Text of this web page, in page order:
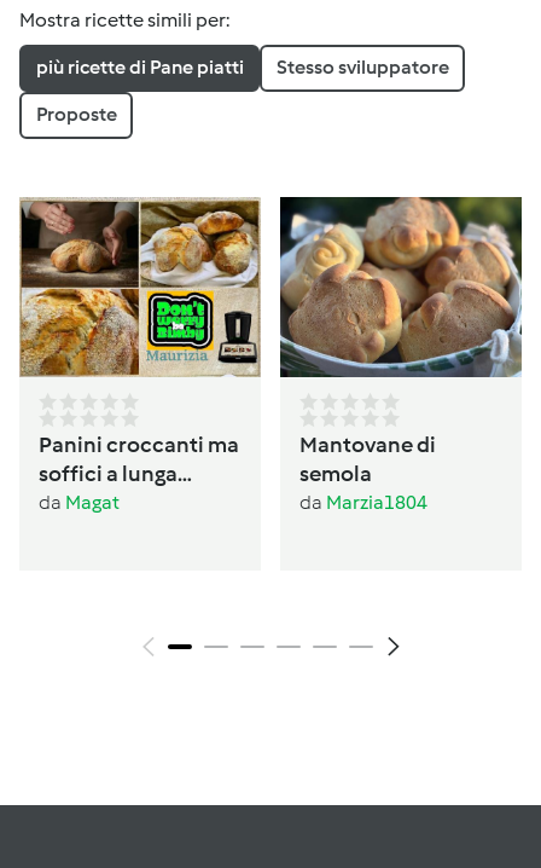
Mostra ricette simili per:
più ricette di Pane piatti Stesso sviluppatore
Proposte
Panini croccanti ma
soffici a lunga
lievitazione
da Magat
Mantovane di
semola
da Marzia1804